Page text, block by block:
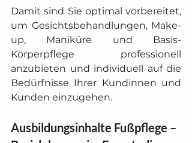
Damit sind Sie optimal vorbereitet,
um Gesichtsbehandlungen, Make-
up, Maniküre und Basis-
Körperpflege professionell
anzubieten und individuell auf die
Bedürfnisse Ihrer Kundinnen und
Kunden einzugehen.
Ausbildungsinhalte Fußpflege –